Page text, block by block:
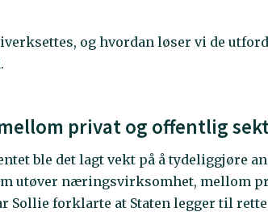
og hvordan løser vi de
privat og offentlig
ble det lagt vekt på å tydeliggjøre
utøver næringsvirksomhet, mellom
Sollie forklarte at Staten legger til